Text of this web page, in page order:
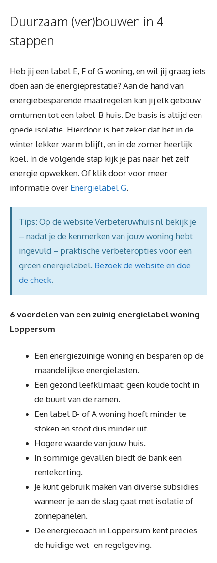
Duurzaam (ver)bouwen in 4
stappen
Heb jij een label E, F of G woning, en wil jij graag iets
doen aan de energieprestatie? Aan de hand van
energiebesparende maatregelen kan jij elk gebouw
omturnen tot een label-B huis. De basis is altijd een
goede isolatie. Hierdoor is het zeker dat het in de
winter lekker warm blijft, en in de zomer heerlijk
koel. In de volgende stap kijk je pas naar het zelf
energie opwekken. Of klik door voor meer
informatie over Energielabel G.
Tips: Op de website Verbeteruwhuis.nl bekijk je
– nadat je de kenmerken van jouw woning hebt
ingevuld – praktische verbeteropties voor een
groen energielabel. Bezoek de website en doe
de check.
6 voordelen van een zuinig energielabel woning
Loppersum
Een energiezuinige woning en besparen op de
maandelijkse energielasten.
Een gezond leefklimaat: geen koude tocht in
de buurt van de ramen.
Een label B- of A woning hoeft minder te
stoken en stoot dus minder uit.
Hogere waarde van jouw huis.
In sommige gevallen biedt de bank een
rentekorting.
Je kunt gebruik maken van diverse subsidies
wanneer je aan de slag gaat met isolatie of
zonnepanelen.
De energiecoach in Loppersum kent precies
de huidige wet- en regelgeving.